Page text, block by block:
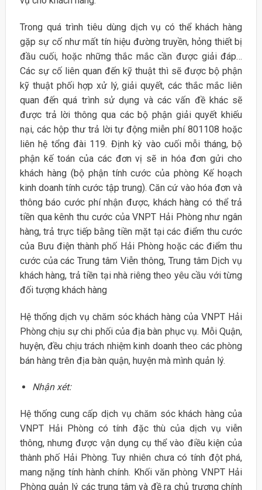
Trong quá trình tiêu dùng dịch vụ có thể khách hàng
gặp sự cố như mất tín hiệu đường truyền, hỏng thiết bị
đầu cuối, hoặc những thắc mắc cần được giải đáp…
Các sự cố liên quan đến kỹ thuật thì sẽ được bộ phận
kỹ thuật phối hợp xử lý, giải quyết, các thắc mắc liên
quan đến quá trình sử dụng và các vấn đề khác sẽ
được trả lời thông qua các bộ phận giải quyết khiếu
nại, các hộp thư trả lời tự động miễn phí 801108 hoặc
liên hệ tổng đài 119. Định kỳ vào cuối mỗi tháng, bộ
phận kế toán của các đơn vị sẽ in hóa đơn gửi cho
khách hàng (bộ phận tính cước của phòng Kế hoạch
kinh doanh tính cước tập trung). Căn cứ vào hóa đơn và
thông báo cước phí nhận được, khách hàng có thể trả
tiền qua kênh thu cước của VNPT Hải Phòng như ngân
hàng, trả trực tiếp bằng tiền mặt tại các điểm thu cước
của Bưu điện thành phố Hải Phòng hoặc các điểm thu
cước của các Trung tâm Viễn thông, Trung tâm Dịch vụ
khách hàng, trả tiền tại nhà riêng theo yêu cầu với từng
đối tượng khách hàng
Hệ thống dịch vụ chăm sóc khách hàng của VNPT Hải
Phòng chịu sự chi phối của địa bàn phục vụ. Mỗi Quận,
huyện, đều chịu trách nhiệm kinh doanh theo các phòng
bán hàng trên địa bàn quận, huyện mà mình quản lý.
Nhận xét:
Hệ thống cung cấp dịch vụ chăm sóc khách hàng của
VNPT Hải Phòng có tính đặc thù của dịch vụ viễn
thông, nhưng được vận dụng cụ thể vào điều kiện của
thành phố Hải Phòng. Tuy nhiên chưa có tính đột phá,
mang nặng tính hành chính. Khối văn phòng VNPT Hải
Phòng quản lý các trung tâm và đề ra chủ trương chính